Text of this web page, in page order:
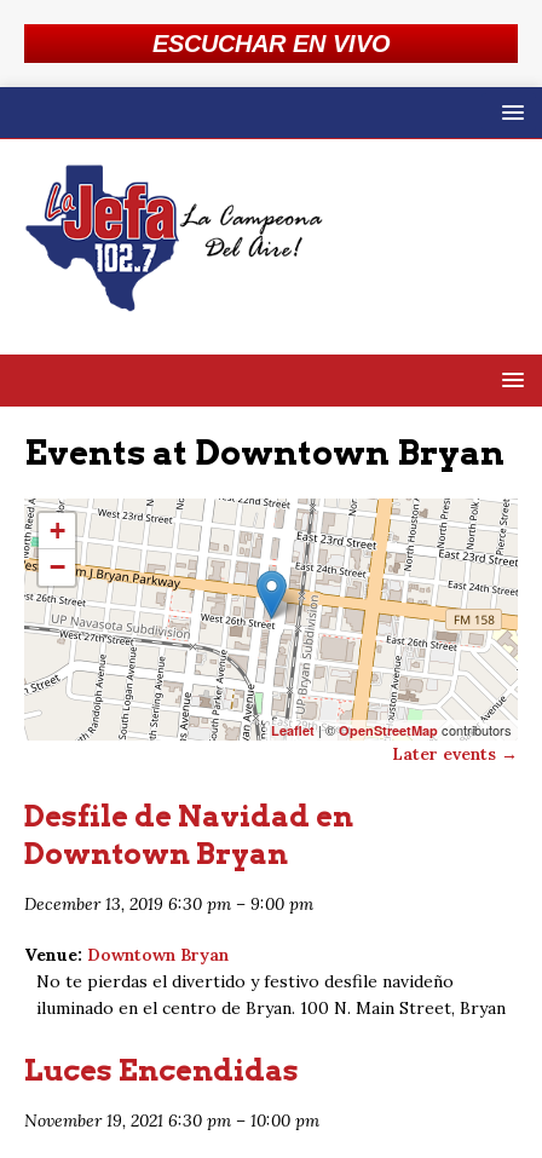
ESCUCHAR EN VIVO
Events at Downtown Bryan
+
−
Leaflet| ©OpenStreetMap contributors
Later events →
Desfile de Navidad en
Downtown Bryan
December 13, 2019 6:30 pm – 9:00 pm
Venue: Downtown Bryan
No te pierdas el divertido y festivo desfile navideño
iluminado en el centro de Bryan. 100 N. Main Street, Bryan
Luces Encendidas
November 19, 2021 6:30 pm – 10:00 pm